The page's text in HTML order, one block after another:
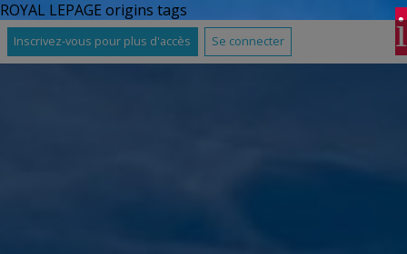
ROYAL LEPAGE origins tags
Inscrivez-vous pour plus d'accès Se connecter